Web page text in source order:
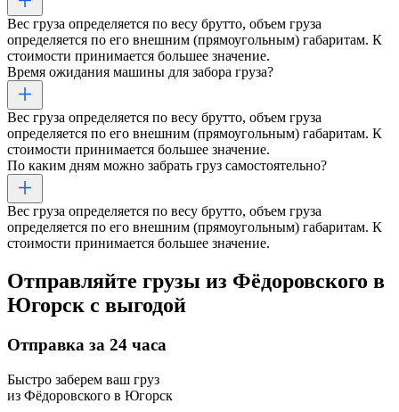
Вес груза определяется по весу брутто, объем груза
определяется по его внешним (прямоугольным) габаритам. К
стоимости принимается большее значение.
Время ожидания машины для забора груза?
Вес груза определяется по весу брутто, объем груза
определяется по его внешним (прямоугольным) габаритам. К
стоимости принимается большее значение.
По каким дням можно забрать груз самостоятельно?
Вес груза определяется по весу брутто, объем груза
определяется по его внешним (прямоугольным) габаритам. К
стоимости принимается большее значение.
Отправляйте грузы из Фёдоровского в
Югорск с выгодой
Отправка за 24 часа
Быстро заберем ваш груз
из Фёдоровского в Югорск